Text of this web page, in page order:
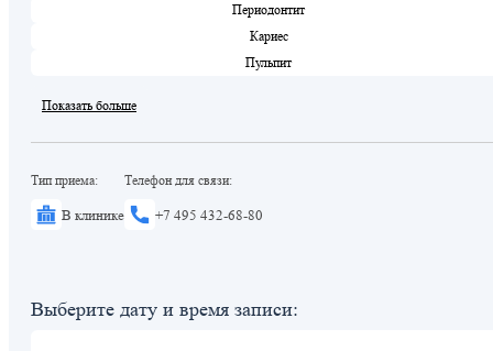
Периодонтит
Кариес
Пульпит
Показать больше
Тип приема:
В клинике
Телефон для связи:
+7 495 432-68-80
Выберите дату и время записи: